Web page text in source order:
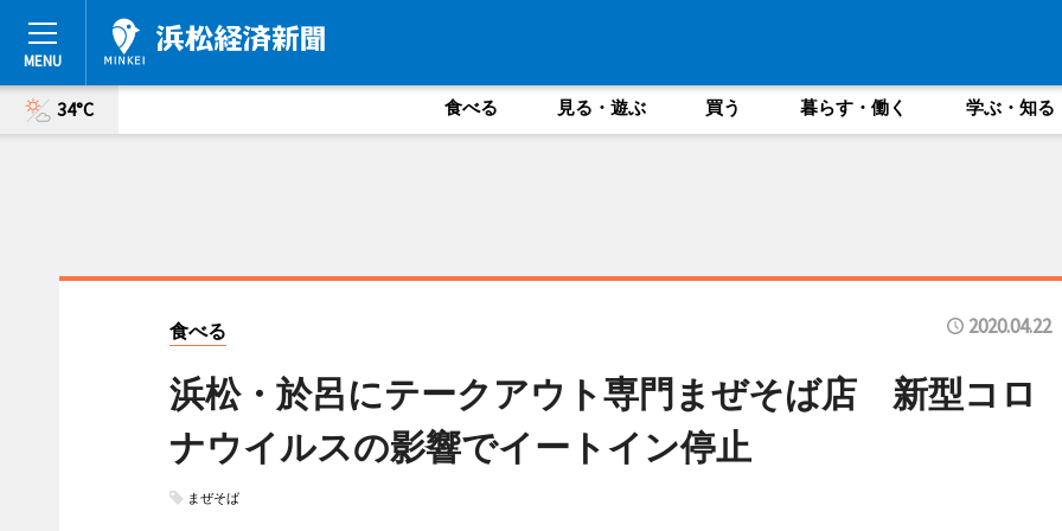
34°C 食べる 見る・遊ぶ 買う 暮らす・働く 学ぶ・知る
食べる 2020.04.22
浜松・於呂にテークアウト専門まぜそば店 新型コロ
ナウイルスの影響でイートイン停止
まぜそば